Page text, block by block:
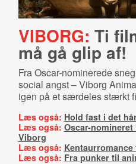
VIBORG: Ti
må gå glip af!
Fra Oscar-nominerede
social angst – Viborg
igen på et særdeles stærkt
Læs også: Hold fast i det
Læs også: Oscar-
Viborg
Læs også:
Læs også: Fra punker til